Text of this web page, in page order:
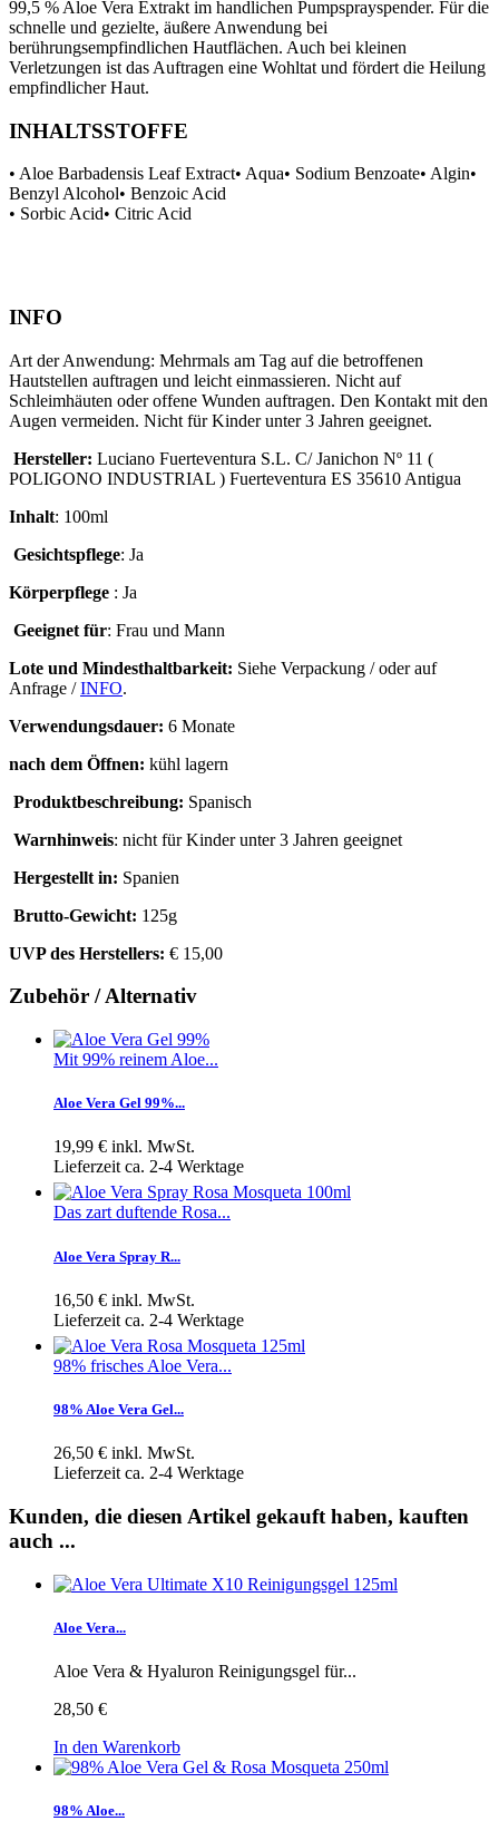
99,5 % Aloe Vera Extrakt im handlichen Pumpsprayspender. Für die
schnelle und gezielte, äußere Anwendung bei
berührungsempfindlichen Hautflächen. Auch bei kleinen
Verletzungen ist das Auftragen eine Wohltat und fördert die Heilung
empfindlicher Haut.
INHALTSSTOFFE
• Aloe Barbadensis Leaf Extract• Aqua• Sodium Benzoate• Algin•
Benzyl Alcohol• Benzoic Acid
• Sorbic Acid• Citric Acid
INFO
Art der Anwendung: Mehrmals am Tag auf die betroffenen
Hautstellen auftragen und leicht einmassieren. Nicht auf
Schleimhäuten oder offene Wunden auftragen. Den Kontakt mit den
Augen vermeiden. Nicht für Kinder unter 3 Jahren geeignet.
Hersteller: Luciano Fuerteventura S.L. C/ Janichon Nº 11 (
POLIGONO INDUSTRIAL ) Fuerteventura ES 35610 Antigua
Inhalt: 100ml
Gesichtspflege: Ja
Körperpflege : Ja
Geeignet für: Frau und Mann
Lote und Mindesthaltbarkeit: Siehe Verpackung / oder auf
Anfrage /INFO.
Verwendungsdauer: 6 Monate
nach dem Öffnen: kühl lagern
Produktbeschreibung: Spanisch
Warnhinweis: nicht für Kinder unter 3 Jahren geeignet
Hergestellt in: Spanien
Brutto-Gewicht: 125g
UVP des Herstellers: € 15,00
Zubehör / Alternativ
Mit 99% reinem Aloe...
Aloe Vera Gel 99%...
19,99 € inkl. MwSt.
Lieferzeit ca. 2-4 Werktage
Das zart duftende Rosa...
Aloe Vera Spray R...
16,50 € inkl. MwSt.
Lieferzeit ca. 2-4 Werktage
98% frisches Aloe Vera...
98% Aloe Vera Gel...
26,50 € inkl. MwSt.
Lieferzeit ca. 2-4 Werktage
Kunden, die diesen Artikel gekauft haben, kauften
auch ...
Aloe Vera...
Aloe Vera & Hyaluron Reinigungsgel für...
28,50 €
In den Warenkorb
98% Aloe...